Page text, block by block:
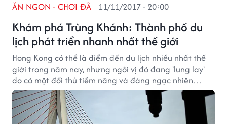
Khám phá Trùng Khánh: Thành phố du
lịch phát triển nhanh nhất thế giới
ĂN NGON - CHƠI ĐÃ 11/11/2017 - 20:00
Hong Kong có thể là điểm đến du lịch nhiều nhất thế
giới trong năm nay, nhưng ngôi vị đó đang 'lung lay'
do có một đối thủ tiềm năng và đáng ngạc nhiên
trong tương lai đang nổi lên!